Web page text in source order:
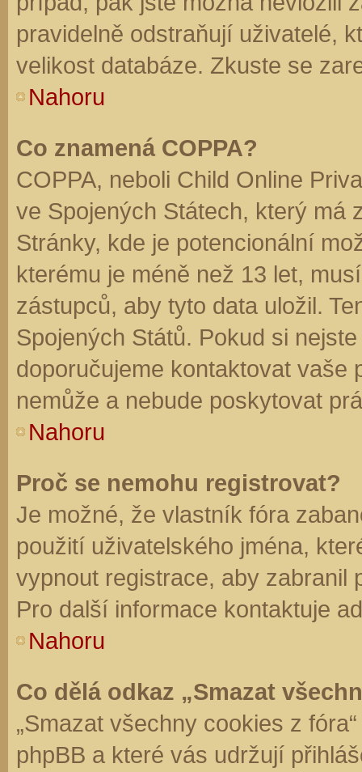
pravidelně odstraňují uživatelé,
velikost databáze. Zkuste se
Nahoru
Co znamená COPPA?
COPPA, neboli Child Online
ve Spojených Státech, který má
Stránky, kde je potencionální
kterému je méně než 13 let,
zástupců, aby tyto data uložil.
Spojených Států. Pokud si
doporučujeme kontaktovat vaše
nemůže a nebude poskytovat
Nahoru
Proč se nemohu registrovat?
Je možné, že vlastník fóra
použití uživatelského jména,
vypnout registrace, aby zabranil
Pro další informace kontaktuje
Nahoru
Co dělá odkaz „Smazat
„Smazat všechny cookies z
phpBB a které vás udržují